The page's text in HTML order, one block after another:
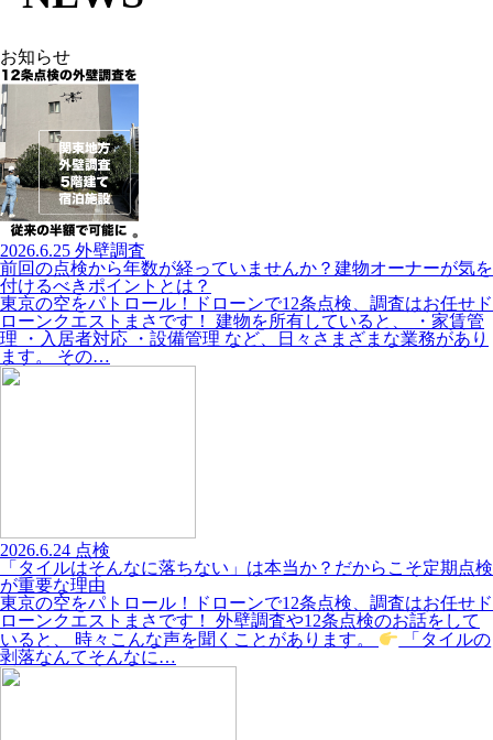
お知らせ
2026.6.25 外壁調査
前回の点検から年数が経っていませんか？建物オーナーが気を
付けるべきポイントとは？
東京の空をパトロール！ドローンで12条点検、調査はお任せド
ローンクエストまさです！ 建物を所有していると、 ・家賃管
理 ・入居者対応 ・設備管理 など、日々さまざまな業務があり
ます。 その…
2026.6.24 点検
「タイルはそんなに落ちない」は本当か？だからこそ定期点検
が重要な理由
東京の空をパトロール！ドローンで12条点検、調査はお任せド
ローンクエストまさです！ 外壁調査や12条点検のお話をして
いると、 時々こんな声を聞くことがあります。
「タイルの
剥落なんてそんなに…